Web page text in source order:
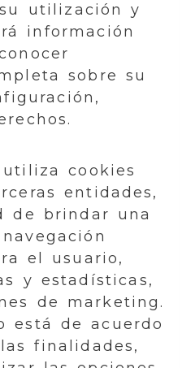
utilización y
información
sobre su
cookies
entidades,
de brindar una
el usuario,
y estadísticas,
de marketing.
está de acuerdo
finalidades,